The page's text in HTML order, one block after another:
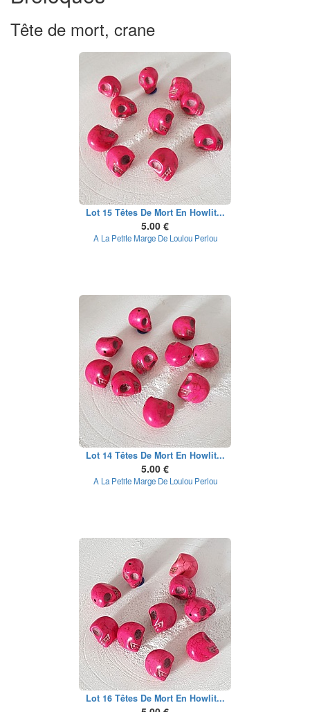
Tête de mort, crane
Lot 15 Têtes De Mort En Howlit...
5.00 €
A La Petite Marge De Loulou Perlou
Lot 14 Têtes De Mort En Howlit...
5.00 €
A La Petite Marge De Loulou Perlou
Lot 16 Têtes De Mort En Howlit...